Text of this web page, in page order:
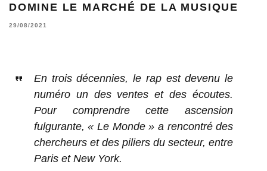
DOMINE LE MARCHÉ DE LA MUSIQUE
29/08/2021
En trois décennies, le rap est devenu le
numéro un des ventes et des écoutes.
Pour comprendre cette ascension
fulgurante, « Le Monde » a rencontré des
chercheurs et des piliers du secteur, entre
Paris et New York.